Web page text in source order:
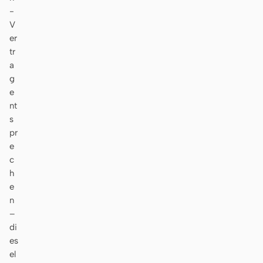
-
V
er
tr
a
g
e
nt
s
pr
e
c
h
e
n
–
di
es
el